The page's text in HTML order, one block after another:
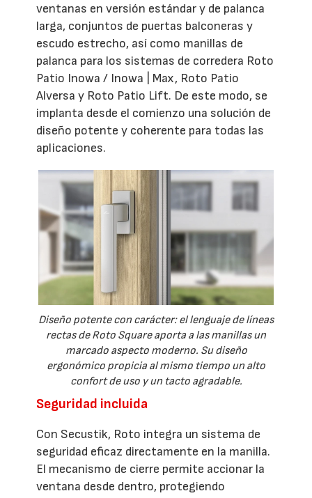
ventanas en versión estándar y de palanca
larga, conjuntos de puertas balconeras y
escudo estrecho, así como manillas de
palanca para los sistemas de corredera Roto
Patio Inowa / Inowa | Max, Roto Patio
Alversa y Roto Patio Lift. De este modo, se
implanta desde el comienzo una solución de
diseño potente y coherente para todas las
aplicaciones.
Diseño potente con carácter: el lenguaje de líneas
rectas de Roto Square aporta a las manillas un
marcado aspecto moderno. Su diseño
ergonómico propicia al mismo tiempo un alto
confort de uso y un tacto agradable.
Seguridad incluida
Con Secustik, Roto integra un sistema de
seguridad eficaz directamente en la manilla.
El mecanismo de cierre permite accionar la
ventana desde dentro, protegiendo